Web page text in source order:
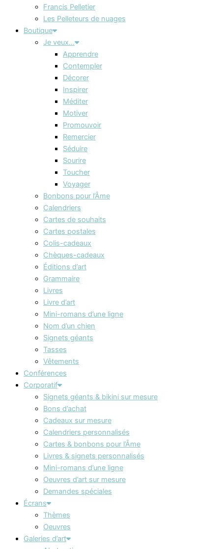
Francis Pelletier
Les Pelleteurs de nuages
Boutique
Je veux…
Apprendre
Contempler
Décorer
Inspirer
Méditer
Motiver
Promouvoir
Remercier
Séduire
Sourire
Toucher
Voyager
Bonbons pour l’Âme
Calendriers
Cartes de souhaits
Cartes postales
Colis-cadeaux
Chèques-cadeaux
Éditions d’art
Grammaire
Livres
Livre d’art
Mini-romans d’une ligne
Nom d’un chien
Signets géants
Tasses
Vêtements
Conférences
Corporatif
Signets géants & bikini sur mesure
Bons d’achat
Cadeaux sur mesure
Calendriers personnalisés
Cartes & bonbons pour l’Âme
Livres & signets personnalisés
Mini-romans d’une ligne
Oeuvres d’art sur mesure
Demandes spéciales
Écrans
Thèmes
Oeuvres
Galeries d’art